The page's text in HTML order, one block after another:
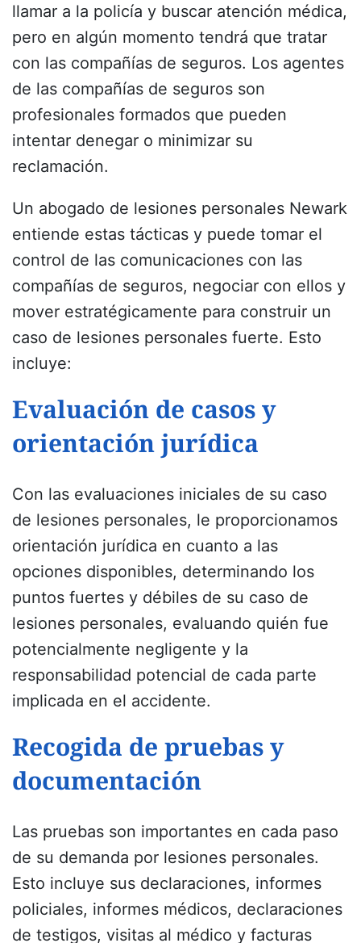
llamar a la policía y buscar atención médica,
pero en algún momento tendrá que tratar
con las compañías de seguros. Los agentes
de las compañías de seguros son
profesionales formados que pueden
intentar denegar o minimizar su
reclamación.
Un abogado de lesiones personales Newark
entiende estas tácticas y puede tomar el
control de las comunicaciones con las
compañías de seguros, negociar con ellos y
mover estratégicamente para construir un
caso de lesiones personales fuerte. Esto
incluye:
Evaluación de casos y
orientación jurídica
Con las evaluaciones iniciales de su caso
de lesiones personales, le proporcionamos
orientación jurídica en cuanto a las
opciones disponibles, determinando los
puntos fuertes y débiles de su caso de
lesiones personales, evaluando quién fue
potencialmente negligente y la
responsabilidad potencial de cada parte
implicada en el accidente.
Recogida de pruebas y
documentación
Las pruebas son importantes en cada paso
de su demanda por lesiones personales.
Esto incluye sus declaraciones, informes
policiales, informes médicos, declaraciones
de testigos, visitas al médico y facturas